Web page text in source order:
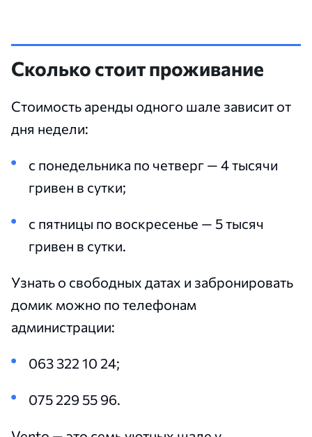
Сколько стоит проживание
Стоимость аренды одного шале зависит от
дня недели:
с понедельника по четверг — 4 тысячи
гривен в сутки;
с пятницы по воскресенье — 5 тысяч
гривен в сутки.
Узнать о свободных датах и забронировать
домик можно по телефонам
администрации:
063 322 10 24;
075 229 55 96.